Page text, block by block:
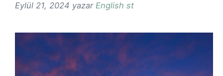
Eylül 21, 2024 yazar English st